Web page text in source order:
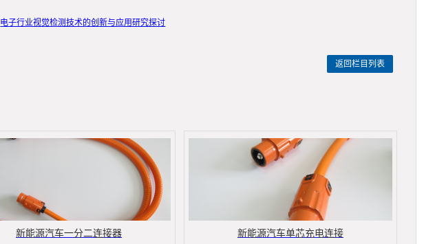
电子行业视觉检测技术的创新与应用研究探讨
返回栏目列表
新能源汽车一分二连接器 新能源汽车单芯充电连接